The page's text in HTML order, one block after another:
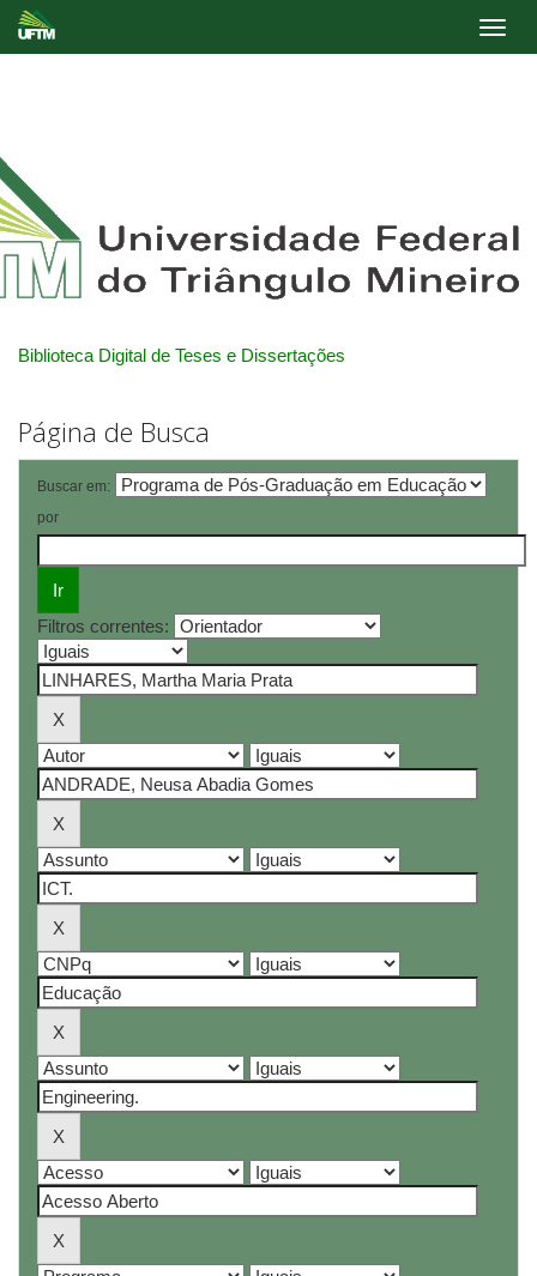
Biblioteca Digital de Teses e Dissertações
Página de Busca
Buscar em:
por
Filtros correntes: